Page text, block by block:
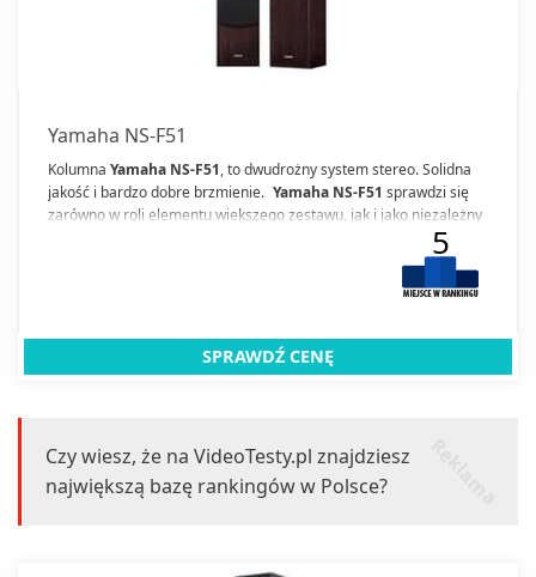
Yamaha NS-F51
Kolumna Yamaha NS-F51, to dwudrożny system stereo. Solidna
jakość i bardzo dobre brzmienie. Yamaha NS-F51 sprawdzi się
zarówno w roli elementu większego zestawu, jak i jako niezależny
5
SPRAWDŹ CENĘ
Czy wiesz, że na VideoTesty.pl znajdziesz
największą bazę rankingów w Polsce?